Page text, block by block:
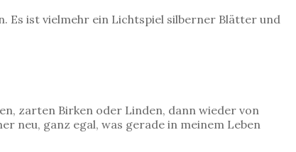
Es ist vielmehr ein Lichtspiel silberner Blätter und
zarten Birken oder Linden, dann wieder von
neu, ganz egal, was gerade in meinem Leben